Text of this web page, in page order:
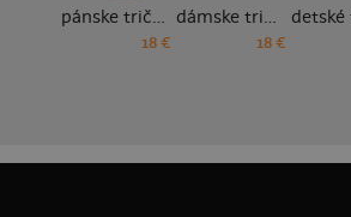
pánske tričko
18 €
dámske tričko
18 €